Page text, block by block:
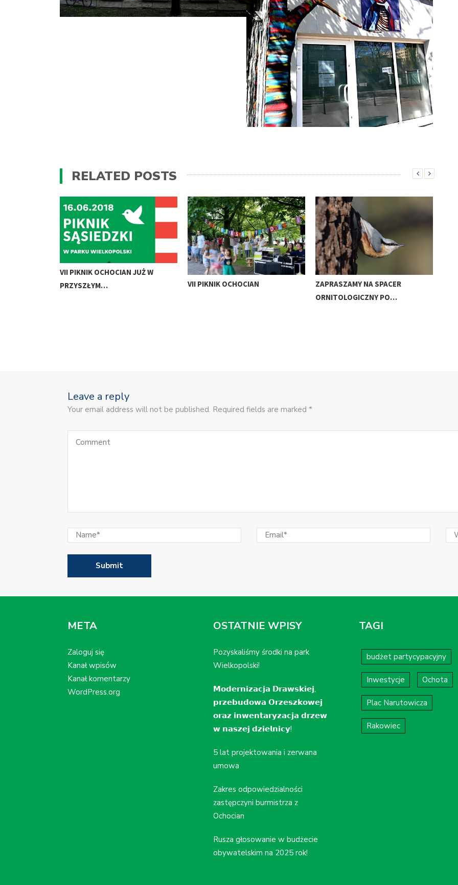
RELATED POSTS
VII PIKNIK OCHOCIAN JUŻ W
PRZYSZŁYM…
VII PIKNIK OCHOCIAN
ZAPRASZAMY NA SPACER
ORNITOLOGICZNY PO…
Leave a reply
Your email address will not be published. Required fields are marked *
META
Zaloguj się
Kanał wpisów
Kanał komentarzy
WordPress.org
OSTATNIE WPISY
Pozyskaliśmy środki na park
Wielkopolski!
𝗠𝗼𝗱𝗲𝗿𝗻𝗶𝘇𝗮𝗰𝗷𝗮 𝗗𝗿𝗮𝘄𝘀𝗸𝗶𝗲𝗷,
𝗽𝗿𝘇𝗲𝗯𝘂𝗱𝗼𝘄𝗮 𝗢𝗿𝘇𝗲𝘀𝘇𝗸𝗼𝘄𝗲𝗷
𝗼𝗿𝗮𝘇 𝗶𝗻𝘄𝗲𝗻𝘁𝗮𝗿𝘆𝘇𝗮𝗰𝗷𝗮 𝗱𝗿𝘇𝗲𝘄
𝘄 𝗻𝗮𝘀𝘇𝗲𝗷 𝗱𝘇𝗶𝗲𝗹𝗻𝗶𝗰𝘆!
5 lat projektowania i zerwana
umowa
Zakres odpowiedzialności
zastępczyni burmistrza z
Ochocian
Rusza głosowanie w budżecie
obywatelskim na 2025 rok!
TAGI
budżet partycypacyjny
Inwestycje Ochota
Plac Narutowicza
Rakowiec